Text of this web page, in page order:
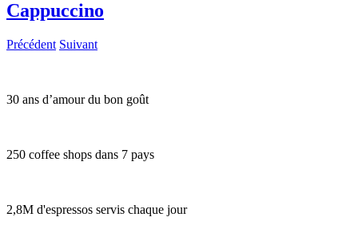
Cappuccino
Précédent Suivant
30 ans d’amour du bon goût
250 coffee shops dans 7 pays
2,8M d'espressos servis chaque jour